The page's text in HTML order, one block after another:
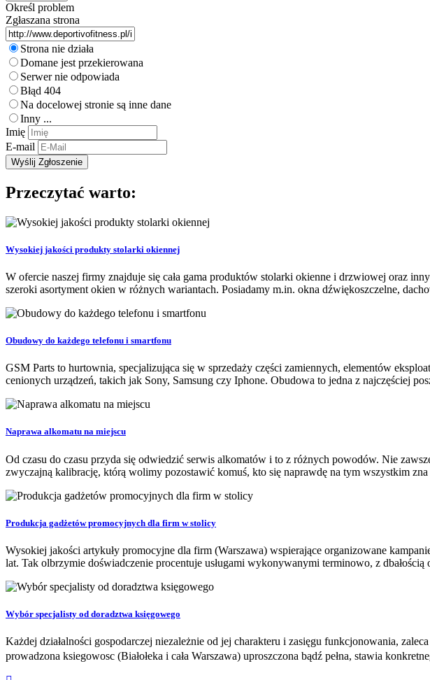
Określ problem
Zgłaszana strona
Strona nie działa
Domane jest przekierowana
Serwer nie odpowiada
Błąd 404
Na docelowej stronie są inne dane
Inny ...
Imię
E-mail
Przeczytać warto:
Wysokiej jakości produkty stolarki okiennej
W ofercie naszej firmy znajduje się cała gama produktów stolarki okienne i drzwiowej oraz
szeroki asortyment okien w różnych wariantach. Posiadamy m.in. okna dźwiękoszczelne,
Obudowy do każdego telefonu i smartfonu
GSM Parts to hurtownia, specjalizująca się w sprzedaży części zamiennych, elementów
cenionych urządzeń, takich jak Sony, Samsung czy Iphone. Obudowa to jedna z najczęściej
Naprawa alkomatu na miejscu
Od czasu do czasu przyda się odwiedzić serwis alkomatów i to z różnych powodów. Nie
zwyczajną kalibrację, którą wolimy pozostawić komuś, kto się naprawdę na tym wszystkim zna
Produkcja gadżetów promocyjnych dla firm w stolicy
Wysokiej jakości artykuły promocyjne dla firm (Warszawa) wspierające organizowane
lat. Tak olbrzymie doświadczenie procentuje usługami wykonywanymi terminowo, z dbałością
Wybór specjalisty od doradztwa księgowego
Każdej działalności gospodarczej niezależnie od jej charakteru i zasięgu funkcjonowania,
prowadzona ksiegowosc (Białołeka i cała Warszawa) uproszczona bądź pełna, stawia